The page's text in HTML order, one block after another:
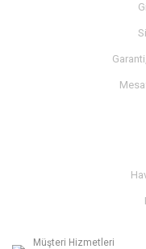
Müşteri Hizmetleri